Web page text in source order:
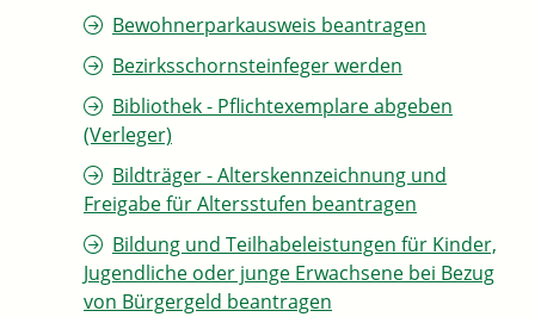
Bewohnerparkausweis beantragen
Bezirksschornsteinfeger werden
Bibliothek - Pflichtexemplare abgeben
(Verleger)
Bildträger - Alterskennzeichnung und
Freigabe für Altersstufen beantragen
Bildung und Teilhabeleistungen für Kinder,
Jugendliche oder junge Erwachsene bei Bezug
von Bürgergeld beantragen